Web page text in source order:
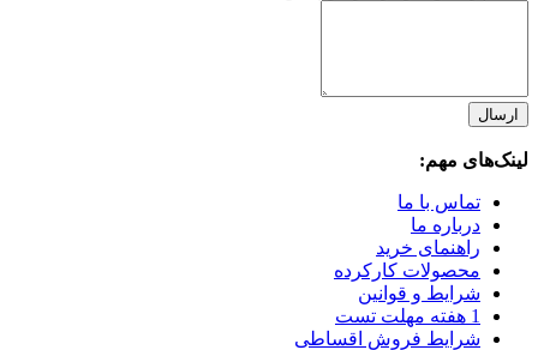
ارسال
لینک‌های مهم:
تماس با ما
درباره ما
راهنمای خرید
محصولات کارکرده
شرایط و قوانین
1 هفته مهلت تست
شرایط فروش اقساطی